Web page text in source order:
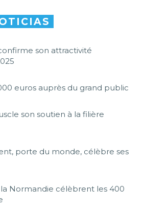
son attractivité
euros auprès du grand public
son soutien à la filière
porte du monde, célèbre ses
Normandie célèbrent les 400